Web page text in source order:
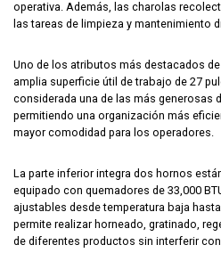
operativa. Además, las charolas
las tareas de limpieza y mantenimiento
Uno de los atributos más destacados
amplia superficie útil de trabajo de 27
considerada una de las más generosas
permitiendo una organización más
mayor comodidad para los operadores.
La parte inferior integra dos hornos
equipado con quemadores de 33,000
ajustables desde temperatura baja
permite realizar horneado, gratinado,
de diferentes productos sin interferir